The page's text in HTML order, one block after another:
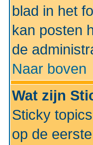
blad in het
kan posten
de
Naar boven
Wat zijn
Sticky
op de